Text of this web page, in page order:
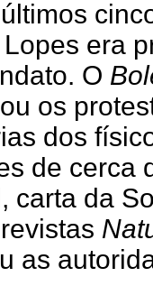
era
O
os
dos
de cerca
carta da
as